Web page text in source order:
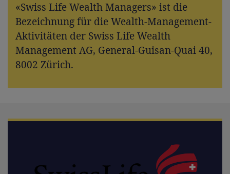
«Swiss Life Wealth Managers» ist die
Bezeichnung für die Wealth-Management-
Aktivitäten der Swiss Life Wealth
Management AG, General-Guisan-Quai 40,
8002 Zürich.